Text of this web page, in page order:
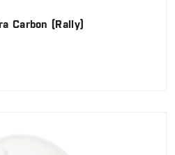
Carbon (Rally)